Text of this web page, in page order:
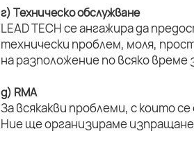
г) Техническо обслужване
LEAD TECH се ангажира да
технически проблем, моля,
на разположение по всяко
д) RMA
За всякакви проблеми, с които
Ние ще организираме